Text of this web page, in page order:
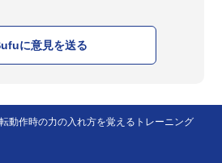
に意見を送る
動作時の力の入れ方を覚えるトレーニング